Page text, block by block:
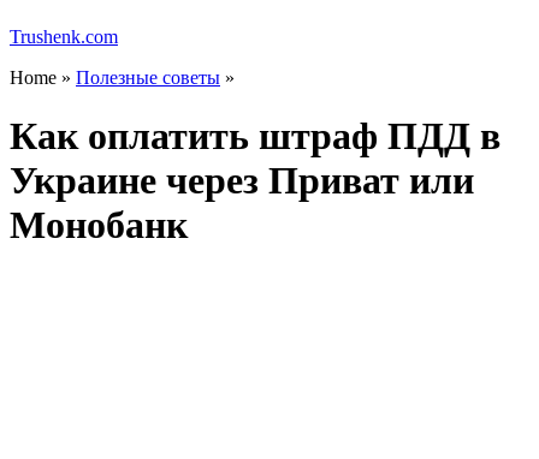
Trushenk.com
Home » Полезные советы »
Как оплатить штраф ПДД в
Украине через Приват или
Монобанк